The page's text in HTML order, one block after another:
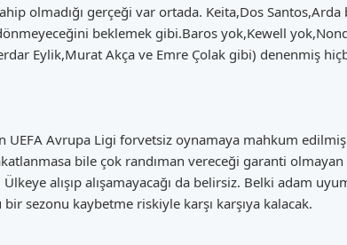
olmadığı gerçeği var ortada. Keita,Dos
beklemek gibi.Baros yok,Kewell
Eylik,Murat Akça ve Emre Çolak gibi) denenmiş
UEFA Avrupa Ligi forvetsiz oynamaya mahkum
bile çok randıman vereceği garanti
alışıp alışamayacağı da belirsiz. Belki adam
sezonu kaybetme riskiyle karşı karşıya kalacak.